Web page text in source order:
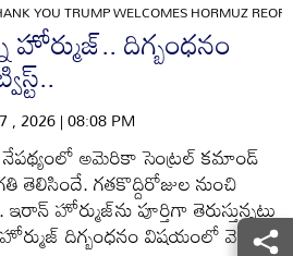
YOU TRUMP WELCOMES HORMUZ
హోర్ముజ్.. దిగ్బంధనం
, 2026 | 08:08 PM
అమెరికా సెంట్రల్ కమాండ్
తెలిసిందే. గతకొద్దిరోజుల నుంచి
హోర్ముజ్‌ను పూర్తిగా తెరుస్తున్నట్లు
దిగ్బంధనం విషయంలో వెనక్కు